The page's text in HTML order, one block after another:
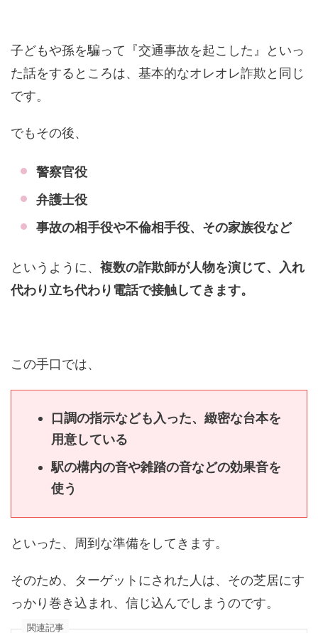
子どもや孫を騙って『交通事故を起こした』といっ
た話をするところは、基本的なオレオレ詐欺と同じ
です。
でもその後、
警察官役
弁護士役
事故の相手役や不倫相手役、その家族役など
というように、 複数の詐欺師が人物を演じて、入れ
代わり立ち代わり電話で接触してきます。
この手口では、
口調の指示なども入った、緻密な台本を
用意している
駅の構内の音や雑踏の音などの効果音を
使う
といった、周到な準備をしてきます。
そのため、ターゲットにされた人は、その芝居にす
っかり巻き込まれ、信じ込んでしまうのです。
関連記事